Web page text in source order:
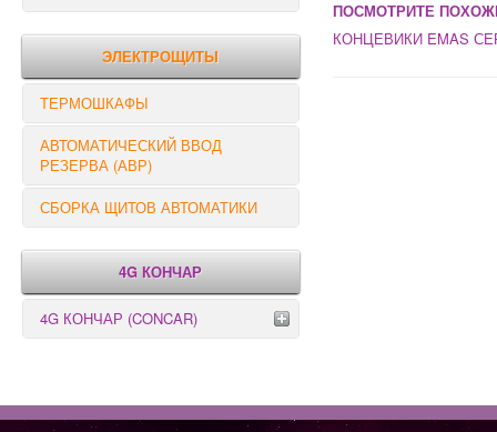
РЕЛЕ КОНТРОЛЯ
ЭЛЕКТРОЩИТЫ
ТЕРМОШКАФЫ
АВТОМАТИЧЕСКИЙ ВВОД
РЕЗЕРВА (АВР)
СБОРКА ЩИТОВ АВТОМАТИКИ
4G КОНЧАР
4G КОНЧАР (CONCAR)
ПОСМОТРИТЕ
КОНЦЕВИКИ EMAS